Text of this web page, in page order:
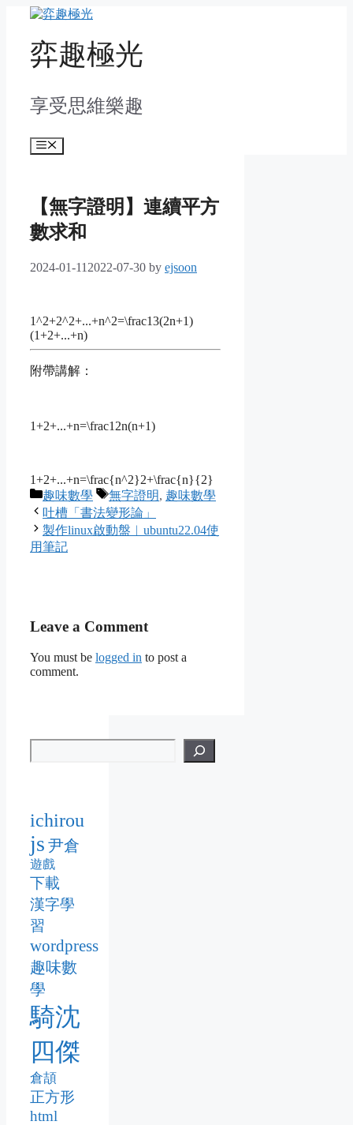
content弈趣極光
享受思維樂趣
Menu
【無字證明】連續平方
數求和
2024-01-11 2022-07-30 by ejsoon
1^2+2^2+...+n^2=\frac13(2n+1)
(1+2+...+n)
附帶講解：
1+2+...+n=\frac12n(n+1)
1+2+...+n=\frac{n^2}2+\frac{n}{2}
Categories
趣味數學 Tags
無字證明, 趣味數學
吐槽「書法變形論」
製作linux啟動盤︱ubuntu22.04使
用筆記
Leave a Comment
You must be logged in to post a
comment.
ichirou
js 尹倉
遊戲
下載
漢字學
習
wordpress
趣味數
學
騎沈
四傑
倉頡
正方形
html